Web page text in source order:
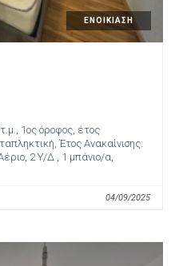
ΕΝΟΙΚΙΑΣΗ
1ος όροφος, έτος
Έτος Ανακαίνισης:
2 Υ/Δ , 1 μπάνιο/α,
04/09/2025